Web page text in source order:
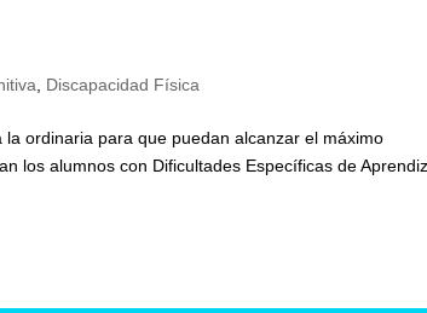
Discapacidad Física
ordinaria para que puedan alcanzar el máximo
los alumnos con Dificultades Específicas de